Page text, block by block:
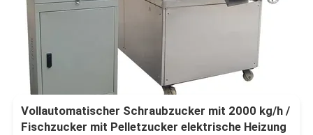
Vollautomatischer Schraubzucker mit 2000 kg/h /
Fischzucker mit Pelletzucker elektrische Heizung